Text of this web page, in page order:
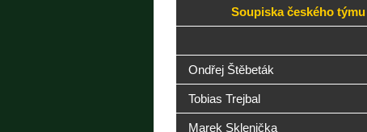
Soupiska českého
Ondřej Štěbeták
Tobias Trejbal
Marek Sklenička